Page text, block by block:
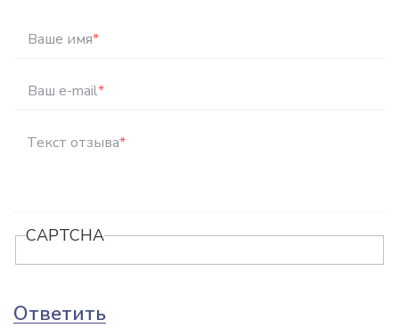
Ваше имя*
Ваш e-mail*
Текст отзыва*
CAPTCHA
Ответить